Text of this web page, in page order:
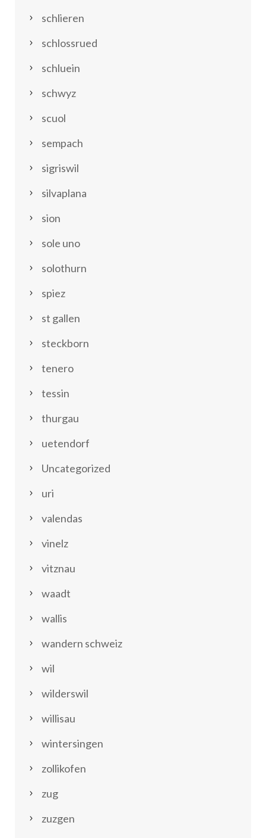
schlieren
schlossrued
schluein
schwyz
scuol
sempach
sigriswil
silvaplana
sion
sole uno
solothurn
spiez
st gallen
steckborn
tenero
tessin
thurgau
uetendorf
Uncategorized
uri
valendas
vinelz
vitznau
waadt
wallis
wandern schweiz
wil
wilderswil
willisau
wintersingen
zollikofen
zug
zuzgen